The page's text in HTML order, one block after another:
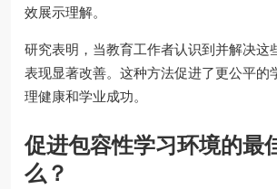
效展示理解。
研究表明，当教育工作者认识到并解决这
表现显著改善。这种方法促进了更公平的
理健康和学业成功。
促进包容性学习环境的最
么？